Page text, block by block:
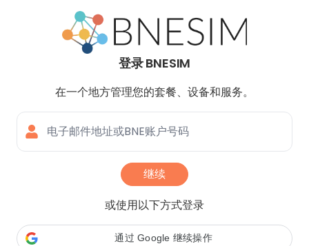
登录 BNESIM
在一个地方管理您的套餐、设备和服务。
电子邮件地址或BNE账户号码
继续
或使用以下方式登录
通过 Google 继续操作
Navigated to 登录 BNESIM